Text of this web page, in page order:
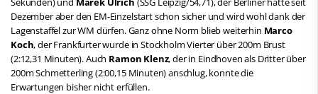
Dezember aber den EM-Einzelstart schon sicher und wird wohl dank der
Lagenstaffel zur WM dürfen. Ganz ohne Norm blieb weiterhin Marco
Koch, der Frankfurter wurde in Stockholm Vierter über 200m Brust
(2:12,31 Minuten). Auch Ramon Klenz, der in Eindhoven als Dritter über
200m Schmetterling (2:00,15 Minuten) anschlug, konnte die
Erwartungen bisher nicht erfüllen.